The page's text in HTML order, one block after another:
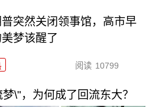
突然关闭领事馆，高市早
梦该醒了
阅读 10799
\"，为何成了回流东大？